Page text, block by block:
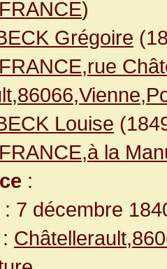
)
Grégoire
Louise
la
:
: 7 décembre
: